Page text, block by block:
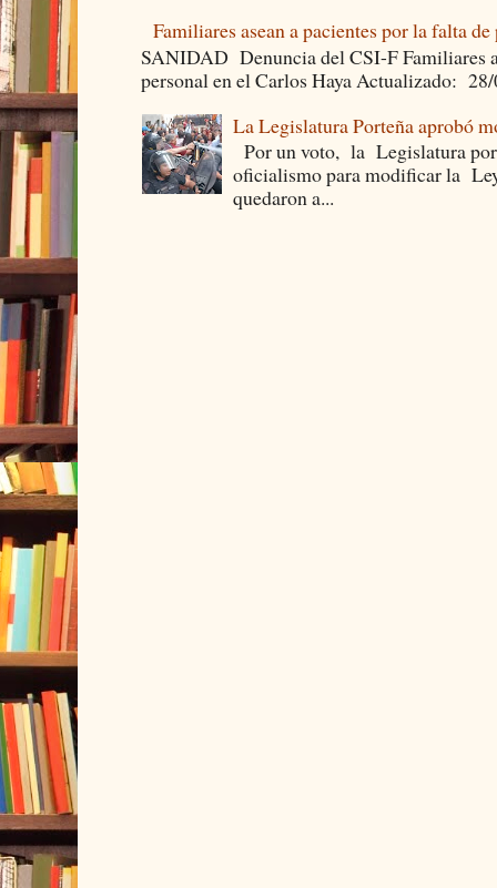
Familiares asean a pacientes por la falta
SANIDAD Denuncia del CSI-F Familiares
personal en el Carlos Haya Actualizado:
La Legislatura Porteña aprobó
Por un voto, la Legislatura
oficialismo para modificar la
quedaron a...